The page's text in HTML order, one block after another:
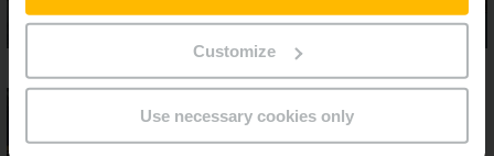
Customize
Use necessary cookies only